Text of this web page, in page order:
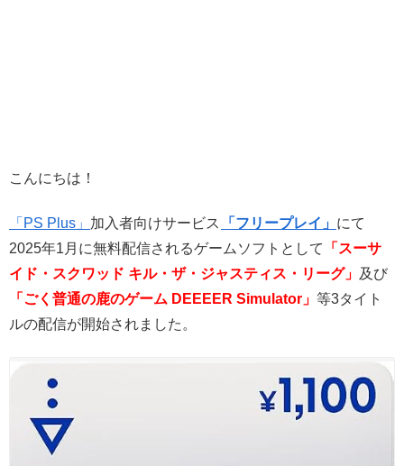
こんにちは！
「PS Plus」 加入者向けサービス 「フリープレイ」 にて
2025年1月に無料配信されるゲームソフトとして
「スーサ
イド・スクワッド キル・ザ・ジャスティス・リーグ」 及び
「ごく普通の鹿のゲーム DEEEER Simulator」 等3タイト
ルの配信が開始されました。